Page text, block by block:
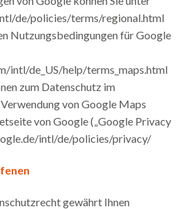
de/policies/terms/regional.html
Nutzungsbedingungen für Google
intl/de_US/help/terms_maps.html
zum Datenschutz im
von Google Maps
von Google („Google Privacy
intl/de/policies/privacy/
gewährt Ihnen